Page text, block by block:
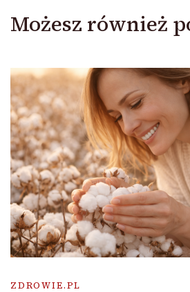
Możesz również
ZDROWIE.PL